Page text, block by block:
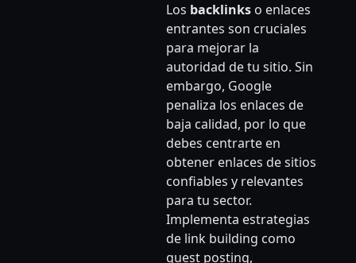
Los backlinkso enlaces
entrantes son cruciales
para mejorar la
autoridad de tu sitio. Sin
embargo, Google
penaliza los enlaces de
baja calidad, por lo que
debes centrarte en
obtener enlaces de sitios
confiables y relevantes
para tu sector.
Implementa estrategias
de link building como
guest posting,